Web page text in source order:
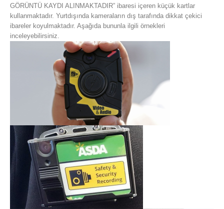
GÖRÜNTÜ KAYDI ALINMAKTADIR” ibaresi içeren küçük kartlar
kullanmaktadır. Yurtdışında kameraların dış tarafında dikkat çekici
ibareler koyulmaktadır. Aşağıda bununla ilgili örnekleri
inceleyebilirsiniz.